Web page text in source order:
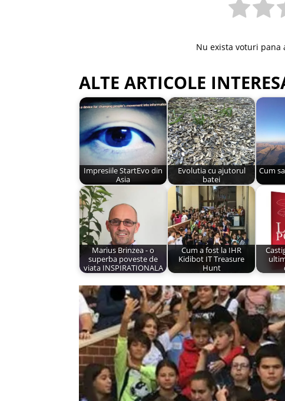
Nu exista voturi pana
ALTE ARTICOLE
Impresiile StartEvo din
Asia
Evolutia cu ajutorul
batei
Cum
Marius Brinzea - o
superba poveste de
viata INSPIRATIONALA
Cum a fost la IHR
Kidibot IT Treasure
Hunt